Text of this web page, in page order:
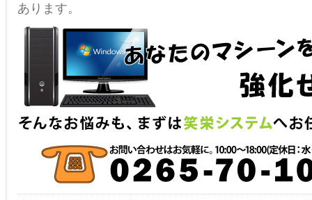
あります。